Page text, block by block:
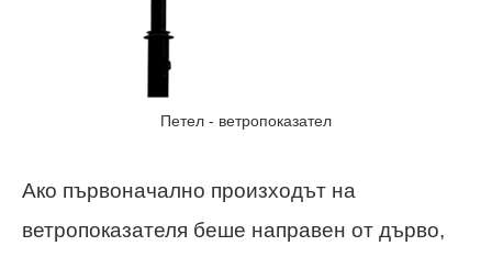
Петел - ветропоказател
Ако първоначално произходът на
ветропоказателя беше направен от дърво,